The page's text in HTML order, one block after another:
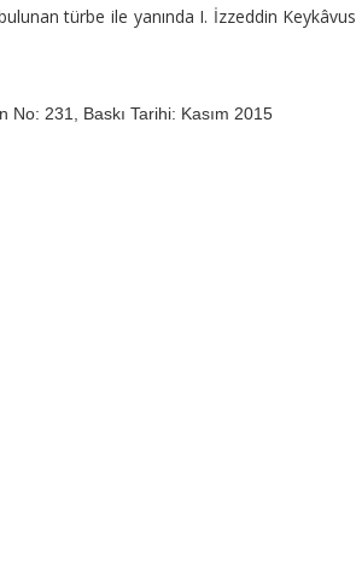
türbe ile yanında I. İzzeddin
231, Baskı Tarihi: Kasım 2015